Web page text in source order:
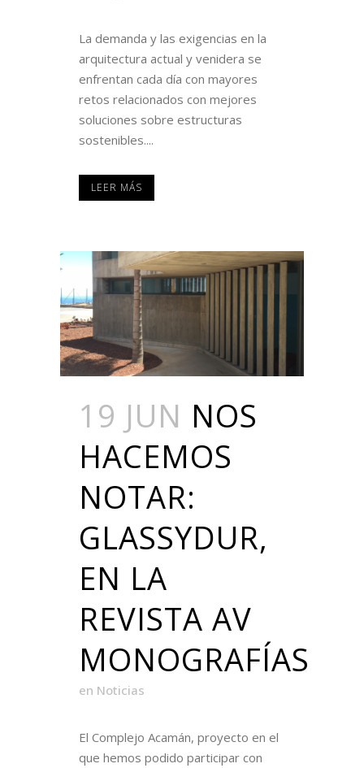
La demanda y las exigencias en la
arquitectura actual y venidera se
enfrentan cada día con mayores
retos relacionados con mejores
soluciones sobre estructuras
sostenibles....
LEER MÁS
19 JUN NOS
HACEMOS
NOTAR:
GLASSYDUR,
EN LA
REVISTA AV
MONOGRAFÍAS
en Noticias
El Complejo Acamán, proyecto en el
que hemos podido participar con